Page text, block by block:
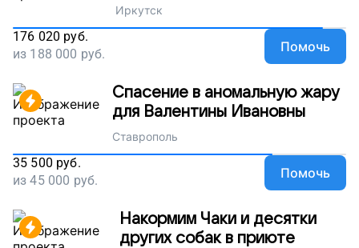
Иркутск
176 020 руб.
из 188 000 руб. Помочь
Спасение в аномальную жару
для Валентины Ивановны
Ставрополь
35 500 руб.
из45 000 руб. Помочь
Накормим Чаки и десятки
других собак в приюте